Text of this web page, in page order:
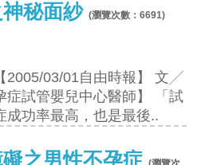
秘面紗 (瀏覽次數：6691)
2005/03/01自由時報】 文╱
症試管嬰兒中心醫師】 「試
成功率最高，也是最後..
之男性不孕症